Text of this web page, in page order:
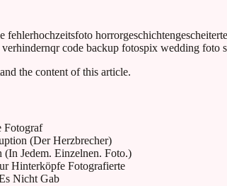
fehlerhochzeitsfoto horrorgeschichten
qr code backup fotospix wedding foto
the content of this article.
Fotograf
(Der Herzbrecher)
Jedem. Einzelnen. Foto.)
Hinterköpfe Fotografierte
Nicht Gab